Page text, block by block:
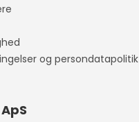
og persondatapolitik